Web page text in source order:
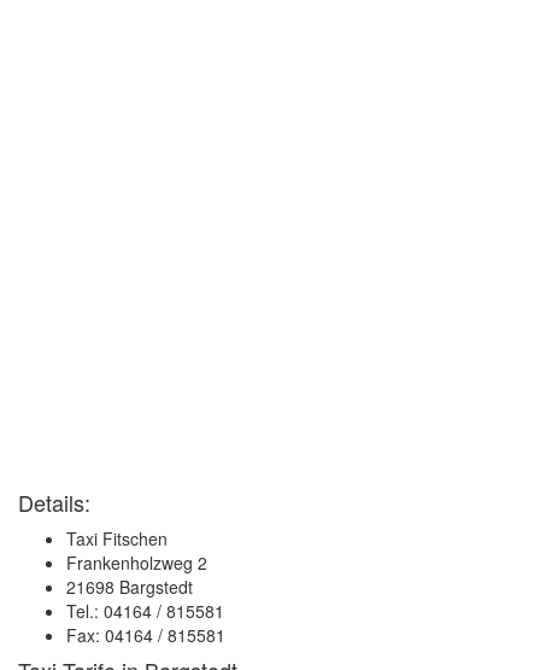
Details:
Taxi Fitschen
Frankenholzweg 2
21698 Bargstedt
Tel.: 04164 / 815581
Fax: 04164 / 815581